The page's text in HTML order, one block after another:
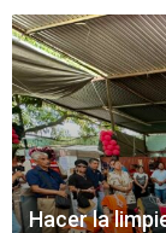
Hacer la